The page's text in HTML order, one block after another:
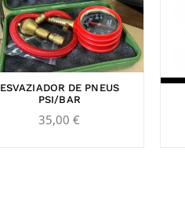
ESVAZIADOR DE PNEUS
PSI/BAR
35,00€